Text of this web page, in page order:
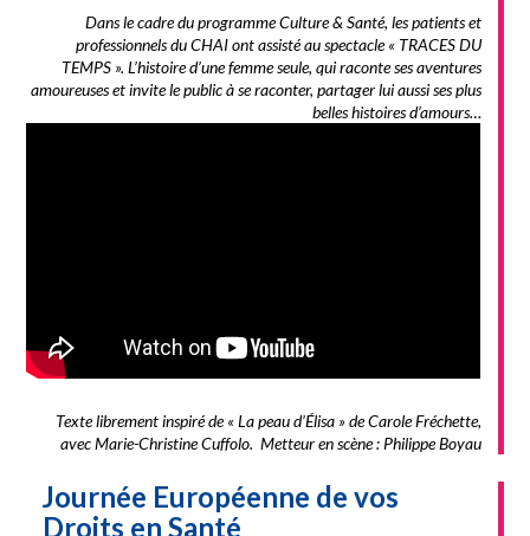
Dans le cadre du programme Culture & Santé, les patients et
professionnels du CHAI ont assisté au spectacle « TRACES DU
TEMPS ». L’histoire d’une femme seule, qui raconte ses aventures
amoureuses et invite le public à se raconter, partager lui aussi ses plus
belles histoires d’amours…
Texte librement inspiré de « La peau d’Élisa » de Carole Fréchette,
avec Marie-Christine Cuffolo. Metteur en scène : Philippe Boyau
Journée Européenne de vos
Droits en Santé